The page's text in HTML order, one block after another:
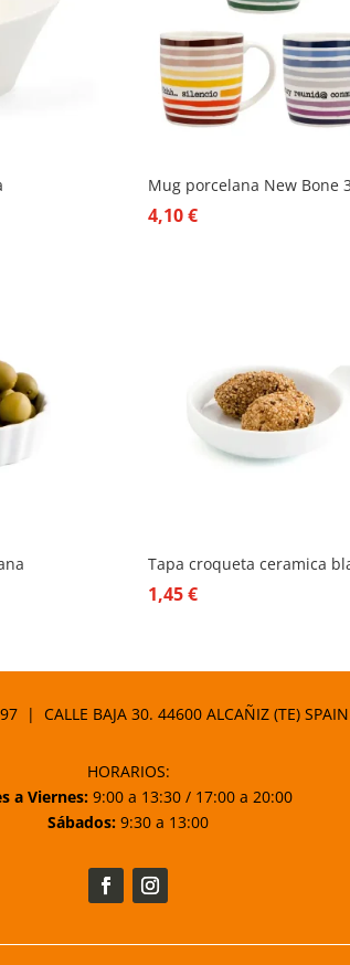
Mug porcelana New Bone
4,10€
Tapa croqueta ceramica
1,45€
| CALLE BAJA 30. 44600 ALCAÑIZ (TE)
HORARIOS:
a Viernes:9:00 a 13:30 / 17:00 a 20:00
Sábados: 9:30 a 13:00